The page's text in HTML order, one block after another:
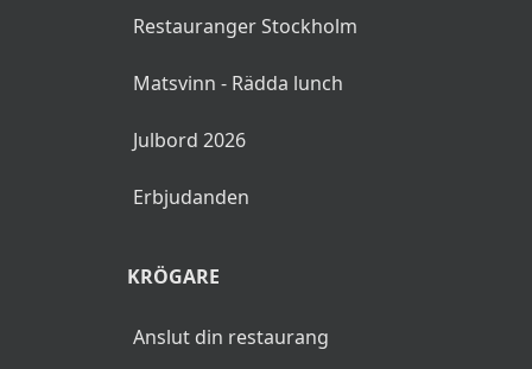
Restauranger Stockholm
Matsvinn - Rädda lunch
Julbord 2026
Erbjudanden
KRÖGARE
Anslut din restaurang